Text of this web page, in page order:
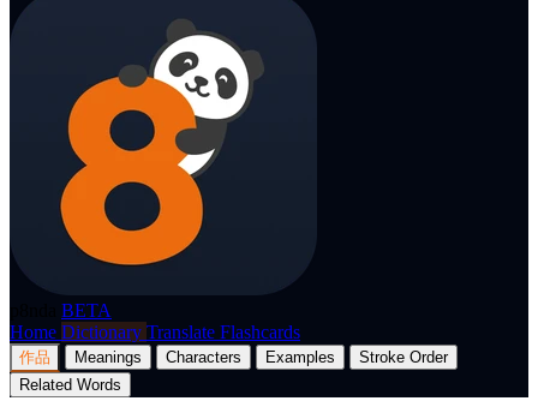
BETA
Home Dictionary Translate Flashcards
作品 Meanings Characters Examples
Stroke Order
Related Words